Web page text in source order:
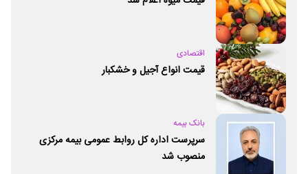
اقتصادی
قیمت انواع آجیل و خشکبار
بانک بیمه
سرپرست اداره کل روابط عمومی بیمه مرکزی
منصوب شد